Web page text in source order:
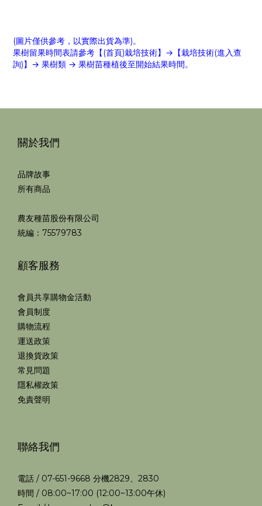
(圖片僅供參考，以實際出貨為準)。
果樹留果時間表請參考【(首頁)栽培技術】→【栽培技術(進入查
詢)】→ 果樹類 → 果樹苗種植後至開始結果時間。
關於我們
品牌故事
所有商品
農友種苗股份有限公司
統編：75579783
顧客服務
會員共享購物金活動
會員制度
購物流程
運送政策
退換貨政策
常見問題
隱私權政策
免責聲明
聯絡我們
電話 / 07-651-9668 分機2829、2830
時間 / 08:00~17:00 (12:00~13:00午休)